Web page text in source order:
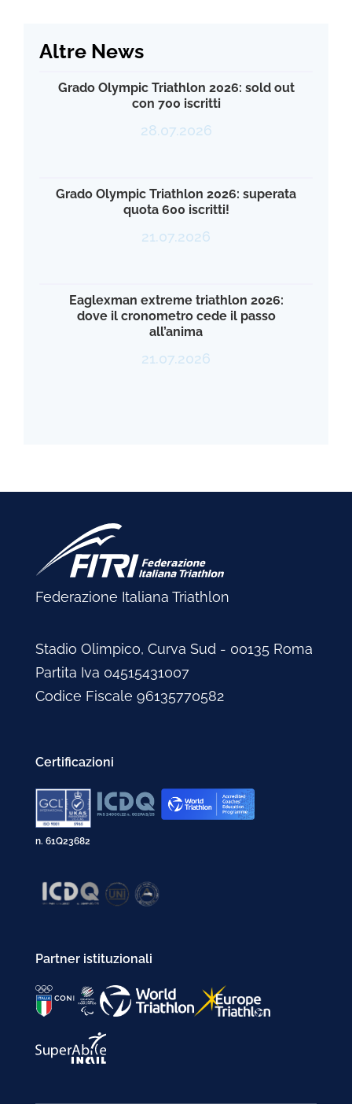
Altre News
Grado Olympic Triathlon 2026: sold out
con 700 iscritti
28.07.2026
Grado Olympic Triathlon 2026: superata
quota 600 iscritti!
21.07.2026
Eaglexman extreme triathlon 2026:
dove il cronometro cede il passo
all’anima
21.07.2026
Federazione Italiana Triathlon
Stadio Olimpico, Curva Sud - 00135 Roma
Partita Iva 04515431007
Codice Fiscale 96135770582
Certificazioni
n. 61Q23682
Partner istituzionali